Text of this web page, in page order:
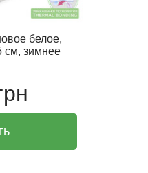
белое,
см, зимнее